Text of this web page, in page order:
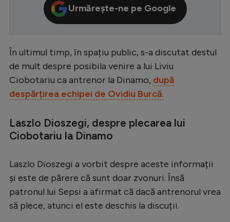
CM 2026
Premier League
Serie A
Bundesliga
Ligue 1
Campionate
Starurile fotbalului
Stranieri
Clasamente
Urmărește-ne pe Google
În ultimul timp, în spațiu public, s-a discutat destul
de mult despre posibila venire a lui Liviu
Ciobotariu ca antrenor la Dinamo, după
despărțirea echipei de Ovidiu Burcă.
Laszlo Dioszegi, despre plecarea lui
Ciobotariu la Dinamo
Laszlo Dioszegi a vorbit despre aceste informații
și este de părere că sunt doar zvonuri. Însă
patronul lui Sepsi a afirmat că dacă antrenorul vrea
să plece, atunci el este deschis la discuții.